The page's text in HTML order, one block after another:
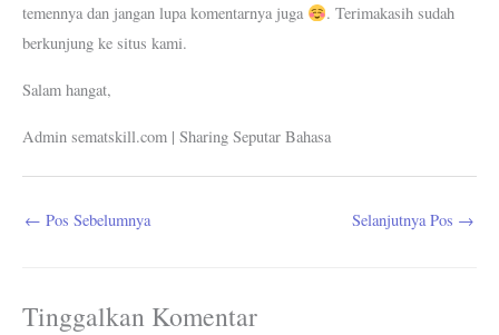
temennya dan jangan lupa komentarnya juga
. Terimakasih sudah
berkunjung ke situs kami.
Salam hangat,
Admin sematskill.com | Sharing Seputar Bahasa
← Pos Sebelumnya Selanjutnya Pos →
Tinggalkan Komentar